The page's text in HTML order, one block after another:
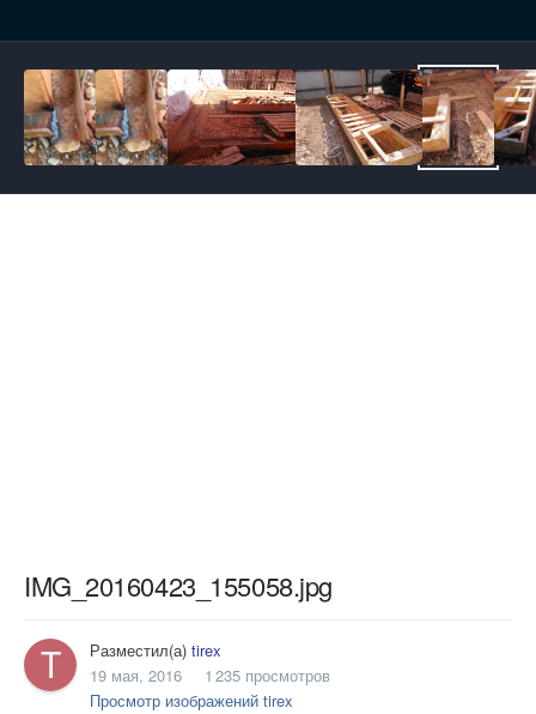
IMG_20160423_155058.jpg
Разместил(а) tirex
19 мая, 2016
1 235 просмотров
Просмотр изображений tirex